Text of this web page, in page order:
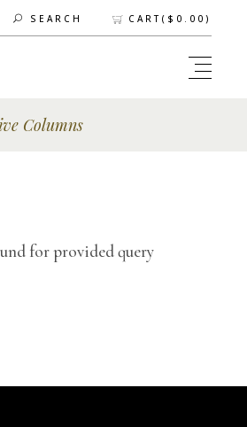
SEARCH CART( $ 0.00 )
Columns
for provided query